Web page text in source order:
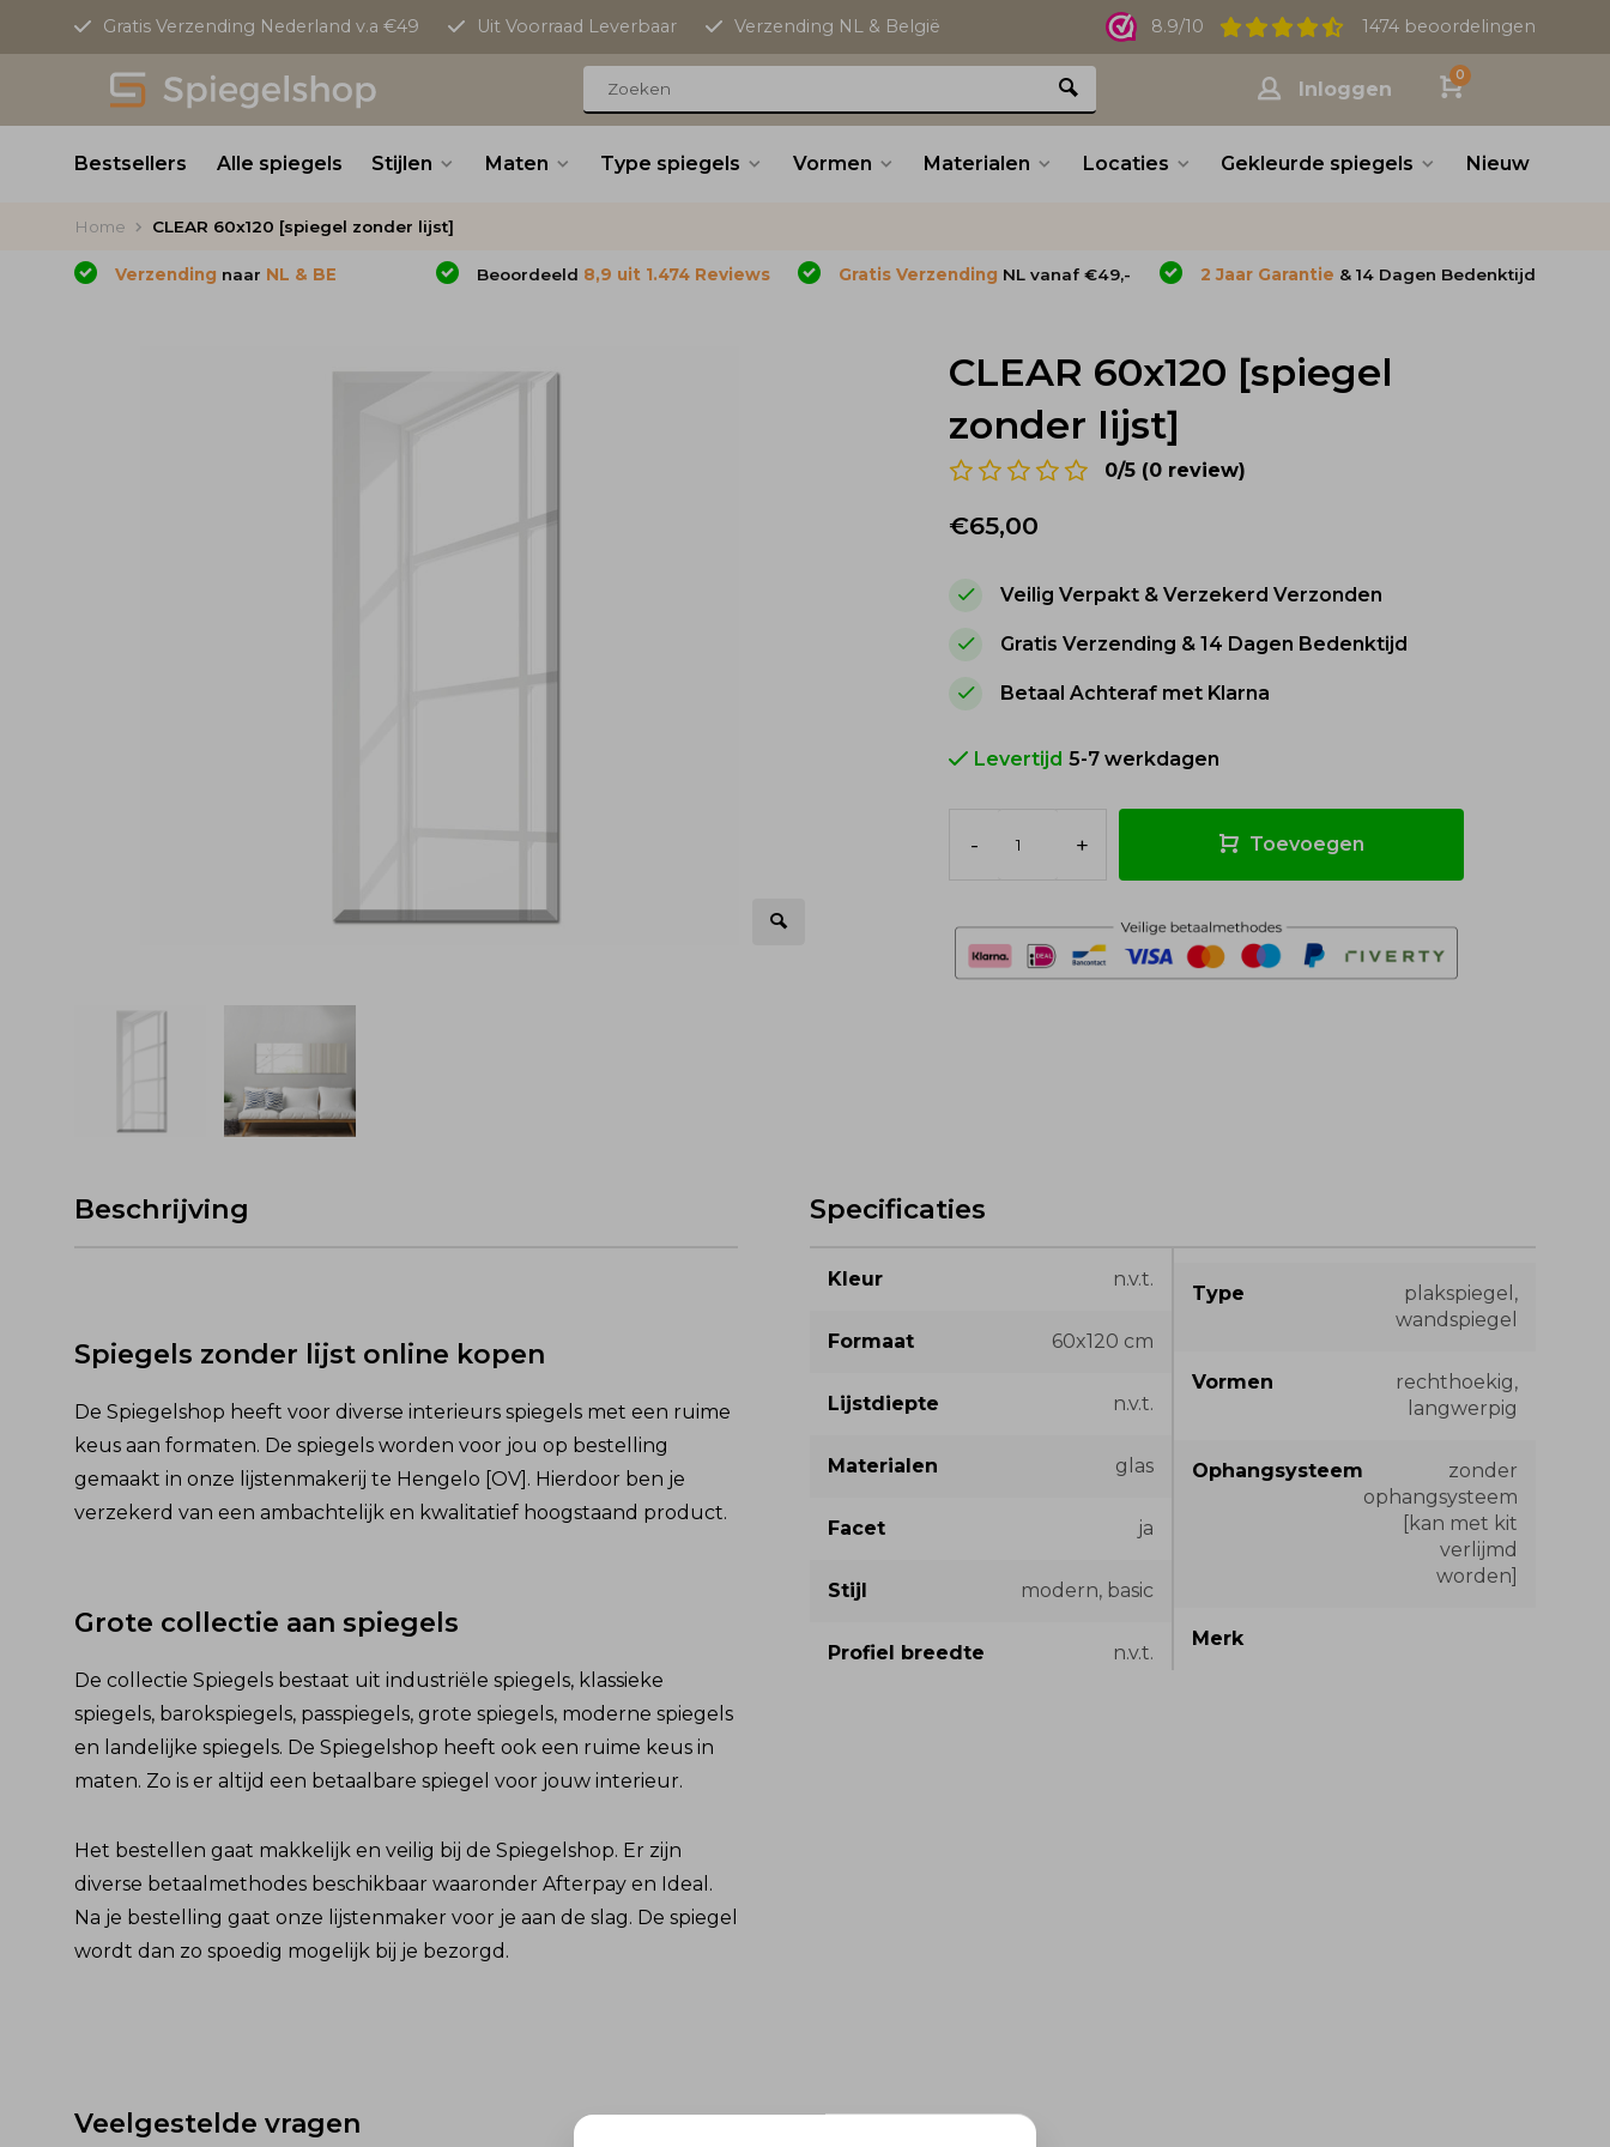
Gratis Verzending Nederland v.a €49 Uit Voorraad Leverbaar Verzending NL & België 8.9/10 1474 beoordelingen
Inloggen
0
Bestsellers Alle spiegels Stijlen Maten Type spiegels Vormen Materialen Locaties Gekleurde spiegels Nieuw
Home CLEAR 60x120 [spiegel zonder lijst]
Verzending naar NL & BE Beoordeeld 8,9 uit 1.474 Reviews Gratis Verzending NL vanaf €49,- 2 Jaar Garantie & 14 Dagen Bedenktijd
CLEAR 60x120 [spiegel
zonder lijst]
0/5 (0 review)
€65,00
Veilig Verpakt & Verzekerd Verzonden
Gratis Verzending & 14 Dagen Bedenktijd
Betaal Achteraf met Klarna
Levertijd 5-7 werkdagen
- + Toevoegen
Beschrijving
Spiegels zonder lijst online kopen
De Spiegelshop heeft voor diverse interieurs spiegels met een ruime
keus aan formaten. De spiegels worden voor jou op bestelling
gemaakt in onze lijstenmakerij te Hengelo [OV]. Hierdoor ben je
verzekerd van een ambachtelijk en kwalitatief hoogstaand product.
Grote collectie aan spiegels
De collectie Spiegels bestaat uit industriële spiegels, klassieke
spiegels, barokspiegels, passpiegels, grote spiegels, moderne spiegels
en landelijke spiegels. De Spiegelshop heeft ook een ruime keus in
maten. Zo is er altijd een betaalbare spiegel voor jouw interieur.
Het bestellen gaat makkelijk en veilig bij de Spiegelshop. Er zijn
diverse betaalmethodes beschikbaar waaronder Afterpay en Ideal.
Na je bestelling gaat onze lijstenmaker voor je aan de slag. De spiegel
wordt dan zo spoedig mogelijk bij je bezorgd.
Specificaties
Kleur n.v.t.
Formaat 60x120 cm
Lijstdiepte n.v.t.
Materialen glas
Facet ja
Stijl modern, basic
Profiel breedte n.v.t.
Type
plakspiegel,
wandspiegel
Vormen
rechthoekig,
langwerpig
Ophangsysteem
zonder
ophangsysteem
[kan met kit
verlijmd
worden]
Merk
Veelgestelde vragen